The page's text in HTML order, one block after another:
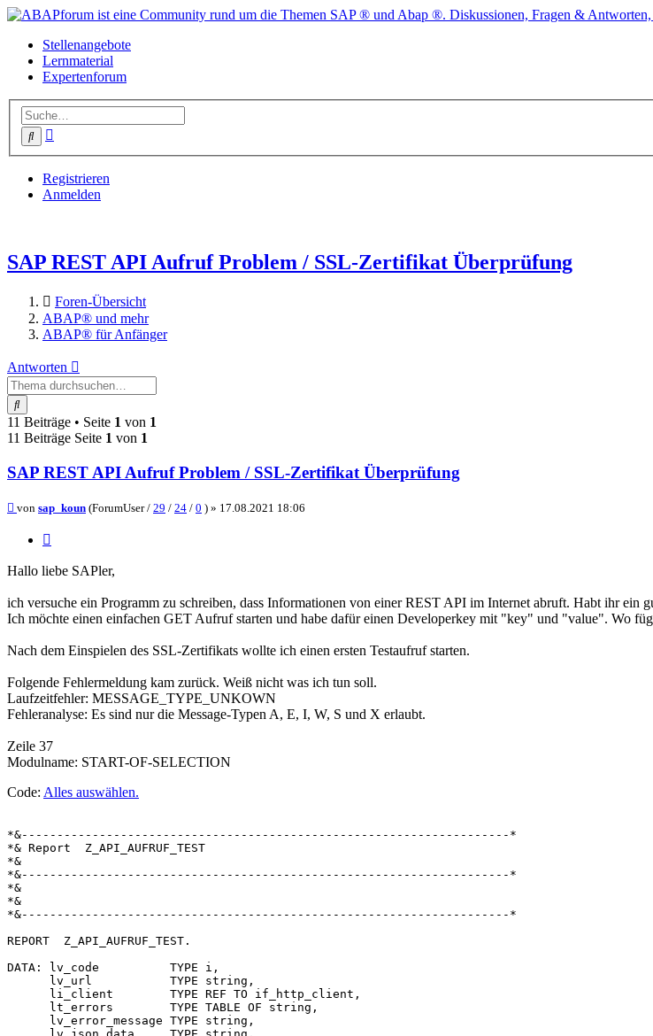
Stellenangebote
Lernmaterial
Expertenforum
Suche
Registrieren
Anmelden
SAP REST API Aufruf Problem / SSL-Zertifikat Überprüfung
Foren-Übersicht
ABAP® und mehr
ABAP® für Anfänger
Antworten
Suche
11 Beiträge • Seite 1 von 1
11 Beiträge Seite 1 von 1
SAP REST API Aufruf Problem / SSL-Zertifikat Überprüfung
Beitrag
von sap_koun (ForumUser / 29 / 24 / 0 ) » 17.08.2021 18:06
Hallo liebe SAPler,
ich versuche ein Programm zu schreiben, dass Informationen von einer REST API im Internet abruft. Habt ihr ein
Ich möchte einen einfachen GET Aufruf starten und habe dafür einen Developerkey mit "key" und "value". Wo
Nach dem Einspielen des SSL-Zertifikats wollte ich einen ersten Testaufruf starten.
Folgende Fehlermeldung kam zurück. Weiß nicht was ich tun soll.
Laufzeitfehler: MESSAGE_TYPE_UNKOWN
Fehleranalyse: Es sind nur die Message-Typen A, E, I, W, S und X erlaubt.
Zeile 37
Modulname: START-OF-SELECTION
Code: Alles auswählen.
*&---------------------------------------------------------------------*
*& Report  Z_API_AUFRUF_TEST
*&
*&---------------------------------------------------------------------*
*&
*&
*&---------------------------------------------------------------------*
REPORT  Z_API_AUFRUF_TEST.
DATA: lv_code          TYPE i,
      lv_url           TYPE string,
      li_client        TYPE REF TO if_http_client,
      lt_errors        TYPE TABLE OF string,
      lv_error_message TYPE string,